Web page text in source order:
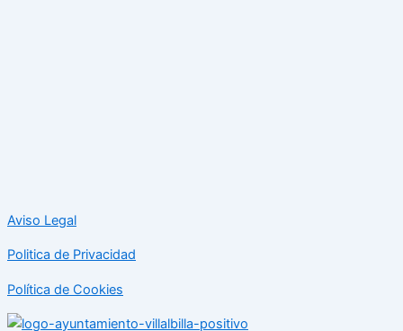
Aviso Legal
Politica de Privacidad
Política de Cookies